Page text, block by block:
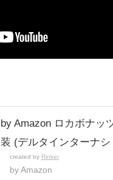
by Amazon ロカボナッ
装 (デルタインターナシ
created by Rinker
by Amazon